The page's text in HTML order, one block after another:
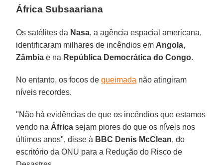
África Subsaariana
Os satélites da Nasa, a agência espacial americana,
identificaram milhares de incêndios em Angola,
Zâmbia e na República Democrática do Congo.
No entanto, os focos dequeimada não atingiram
níveis recordes.
"Não há evidências de que os incêndios que estamos
vendo na África sejam piores do que os níveis nos
últimos anos", disse à BBC Denis McClean, do
escritório da ONU para a Redução do Risco de